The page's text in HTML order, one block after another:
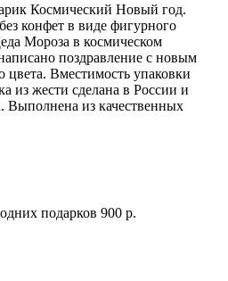
Космический Новый год.
конфет в виде фигурного
Мороза в космическом
поздравление с новым
Вместимость упаковки
из жести сделана в России и
Выполнена из качественных
подарков 900 р.